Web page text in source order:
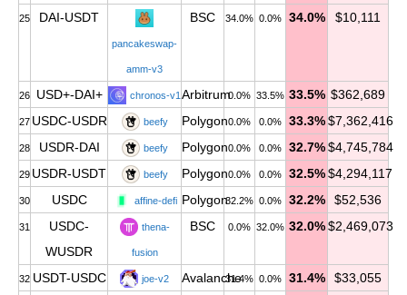
25 DAI-USDT
pancakeswap-
amm-v3
BSC 34.0% 0.0% 34.0% $10,111
26 USD+-DAI+ chronos-v1 Arbitrum0.0% 33.5% 33.5% $362,689
27 USDC-USDR beefy Polygon0.0% 0.0% 33.3% $7,362,416
28 USDR-DAI beefy Polygon0.0% 0.0% 32.7% $4,745,784
29 USDR-USDT beefy Polygon0.0% 0.0% 32.5% $4,294,117
30 USDC affine-defi Polygon32.2% 0.0% 32.2% $52,536
31
USDC-
WUSDR
thena-
fusion
BSC 0.0% 32.0% 32.0% $2,469,073
32 USDT-USDC joe-v2 Avalanche
31.4% 0.0% 31.4% $33,055